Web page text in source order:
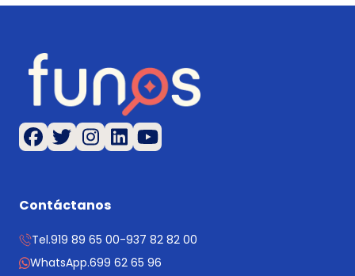
Contáctanos
Tel.919 89 65 00-937 82 82 00
WhatsApp.699 62 65 96